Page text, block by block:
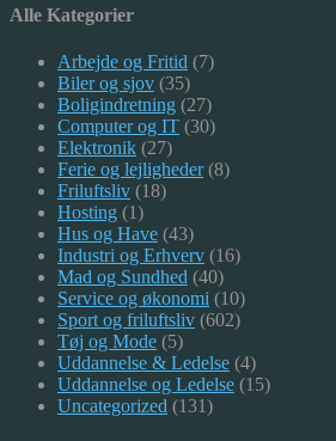
Alle Kategorier
Arbejde og Fritid (7)
Biler og sjov (35)
Boligindretning (27)
Computer og IT (30)
Elektronik (27)
Ferie og lejligheder(8)
Friluftsliv (18)
Hosting (1)
Hus og Have (43)
Industri og Erhverv (16)
Mad og Sundhed (40)
Service og økonomi (10)
Sport og friluftsliv (602)
Tøj og Mode (5)
Uddannelse & Ledelse (4)
Uddannelse og Ledelse (15)
Uncategorized (131)